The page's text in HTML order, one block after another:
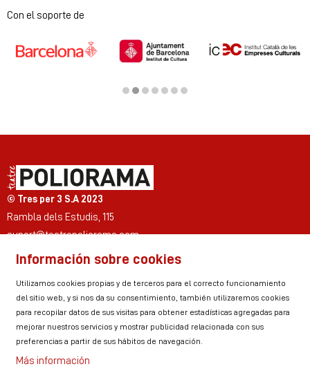
Diapositiva 1 de 2
Con el soporte de
© Tres per 3 S.A 2023
Rambla dels Estudis, 115
suport@teatrepoliorama.com
Link a instagram
Link a youtube
Link a twitter
Link a facebook
Link a ticktok
Link a linkedin
Sitemap Aviso Legal
Uso de Cookies
Política de privacidad
Información sobre cookies
Utilizamos cookies propias y de terceros para el correcto funcionamiento
del sitio web, y si nos da su consentimiento, también utilizaremos cookies
para recopilar datos de sus visitas para obtener estadísticas agregadas para
mejorar nuestros servicios y mostrar publicidad relacionada con sus
preferencias a partir de sus hábitos de navegación.
Más información